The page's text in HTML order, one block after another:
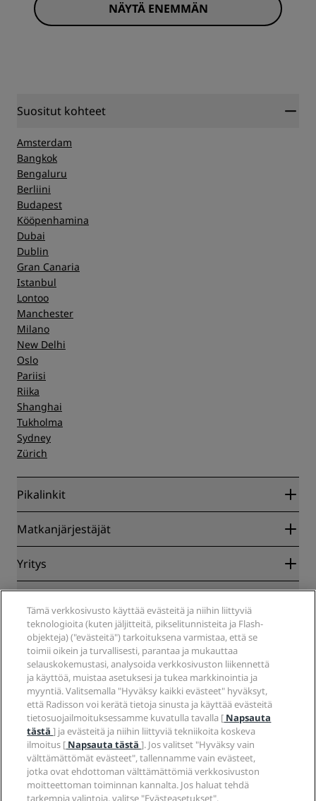
NÄYTÄ ENEMMÄN
Suositut kohteet
Amsterdam
Bangkok
Bengaluru
Berliini
Budapest
Kööpenhamina
Dubai
Dublin
Gran Canaria
Istanbul
Lontoo
Manchester
Milano
New Delhi
Oslo
Pariisi
Riika
Shanghai
Tukholma
Sydney
Zürich
Pikalinkit
Radisson Rewards
Blog
Kohteet
Tulevat hotellit
Radisson Hotels -sovellus
Sports Approved -hotellit
Perheystävälliset hotellit
Terveys ja turvallisuus
Matkanjärjestäjät
Yhteistyökumppanit
Yritys
Radisson Hotel Group
Media
Työpaikat RHG
Työpaikat PPHE
Työpaikat EHL
The Club by RHG
Kehitysmahdollisuudet
Vastuullinen liiketoiminta
Hankinta
Tietosuojakeskus
Oikeudellinen huomautus
Radisson Rewards -ehdot
Sivuston käyttösopimus
Digitaalinen saavutettavuus
Nykyajan orjuutta koskeva lausunto
Ohje
Kuluttajailmoitukset
Ota yhteyttä
Usein kysytyt kysymykset
Sivustokartta
Sosiaalinen media
Radisson Hotels -brändit
Tämä verkkosivusto käyttää evästeitä ja niihin liittyviä
teknologioita (kuten jäljitteitä, pikselitunnisteita ja Flash-
objekteja) ("evästeitä") tarkoituksena varmistaa, että se
toimii oikein ja turvallisesti, parantaa ja mukauttaa
selauskokemustasi, analysoida verkkosivuston liikennettä
ja käyttöä, muistaa asetuksesi ja tukea markkinointia ja
myyntiä. Valitsemalla "Hyväksy kaikki evästeet" hyväksyt,
että Radisson voi kerätä tietoja sinusta ja käyttää evästeitä
tietosuojailmoituksessamme kuvatulla tavalla [ Napsauta
tästä] ja evästeitä ja niihin liittyviä tekniikoita koskeva
ilmoitus [ Napsauta tästä]. Jos valitset "Hyväksy vain
välttämättömät evästeet", tallennamme vain evästeet,
jotka ovat ehdottoman välttämättömiä verkkosivuston
moitteettoman toiminnan kannalta. Jos haluat tehdä
tarkempia valintoja, valitse "Evästeasetukset".